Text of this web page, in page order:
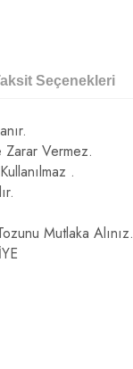
Seçenekleri
Zarar Vermez.
.
Mutlaka Alınız.